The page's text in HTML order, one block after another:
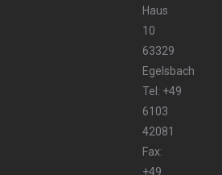
Haus
10
63329
Egelsbach
Tel: +49
6103
42081
Fax:
+49